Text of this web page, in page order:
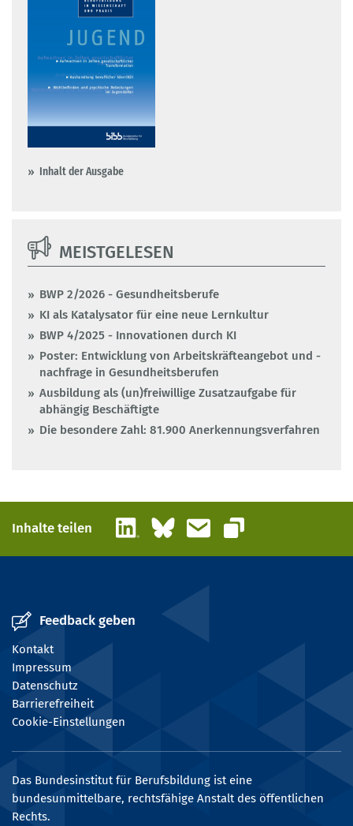
Inhalt der Ausgabe
MEISTGELESEN
BWP 2/2026 - Gesundheitsberufe
KI als Katalysator für eine neue Lernkultur
BWP 4/2025 - Innovationen durch KI
Poster: Entwicklung von Arbeitskräfteangebot und -
nachfrage in Gesundheitsberufen
Ausbildung als (un)freiwillige Zusatzaufgabe für
abhängig Beschäftigte
Die besondere Zahl: 81.900 Anerkennungsverfahren
Inhalte teilen LinkedInBlueskyE-Mail
Link kopieren
Feedback geben
Kontakt
Impressum
Datenschutz
Barrierefreiheit
Cookie-Einstellungen
Das Bundesinstitut für Berufsbildung ist eine
bundesunmittelbare, rechtsfähige Anstalt des öffentlichen
Rechts.